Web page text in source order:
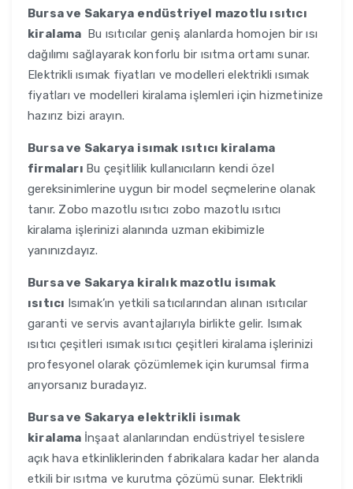
Bursa ve Sakarya endüstriyel mazotlu ısıtıcı
kiralama Bu ısıtıcılar geniş alanlarda homojen bir ısı
dağılımı sağlayarak konforlu bir ısıtma ortamı sunar.
Elektrikli ısımak fiyatları ve modelleri elektrikli ısımak
fiyatları ve modelleri kiralama işlemleri için hizmetinize
hazırız bizi arayın.
Bursa ve Sakarya isımak ısıtıcı kiralama
firmaları Bu çeşitlilik kullanıcıların kendi özel
gereksinimlerine uygun bir model seçmelerine olanak
tanır. Zobo mazotlu ısıtıcı zobo mazotlu ısıtıcı
kiralama işlerinizi alanında uzman ekibimizle
yanınızdayız.
Bursa ve Sakarya kiralık mazotlu isımak
ısıtıcı Isımak’ın yetkili satıcılarından alınan ısıtıcılar
garanti ve servis avantajlarıyla birlikte gelir. Isımak
ısıtıcı çeşitleri ısımak ısıtıcı çeşitleri kiralama işlerinizi
profesyonel olarak çözümlemek için kurumsal firma
arıyorsanız buradayız.
Bursa ve Sakarya elektrikli isımak
kiralama İnşaat alanlarından endüstriyel tesislere
açık hava etkinliklerinden fabrikalara kadar her alanda
etkili bir ısıtma ve kurutma çözümü sunar. Elektrikli